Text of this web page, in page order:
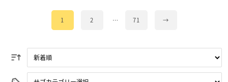
1 2 … 71 →